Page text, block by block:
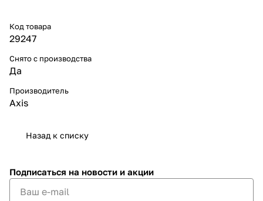
Код товара
29247
Снято с производства
Да
Производитель
Axis
Назад к списку
Подписаться на новости и акции